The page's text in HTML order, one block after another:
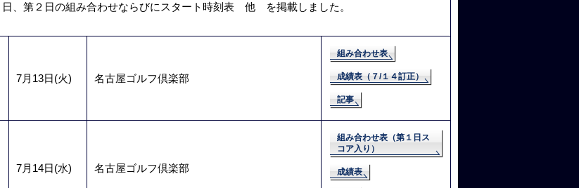
日、第２日の組み合わせならびにスタート時刻表 他 を掲載しました。
7月13日(火) 名古屋ゴルフ倶楽部
組み合わせ表
成績表（７/１４訂正）
記事
7月14日(水) 名古屋ゴルフ倶楽部
組み合わせ表（第１日ス
コア入り）
成績表